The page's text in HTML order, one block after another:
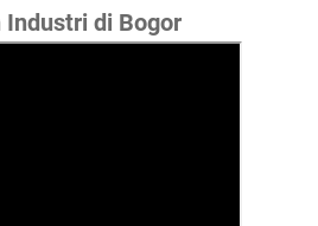
Industri di Bogor